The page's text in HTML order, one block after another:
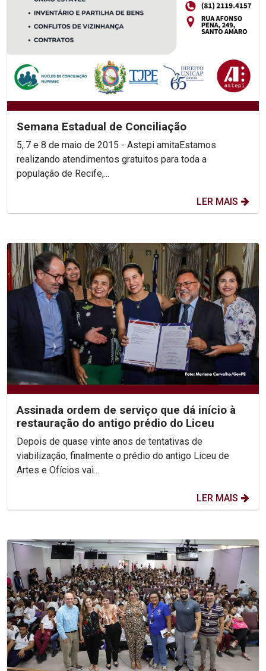
Semana Estadual de Conciliação
5,.7 e 8 de maio de 2015 - Astepi amitaEstamos
realizando atendimentos gratuitos para toda a
população de Recife,...
LER MAIS
Assinada ordem de serviço que dá início à
restauração do antigo prédio do Liceu
Depois de quase vinte anos de tentativas de
viabilização, finalmente o prédio do antigo Liceu de
Artes e Ofícios vai...
LER MAIS